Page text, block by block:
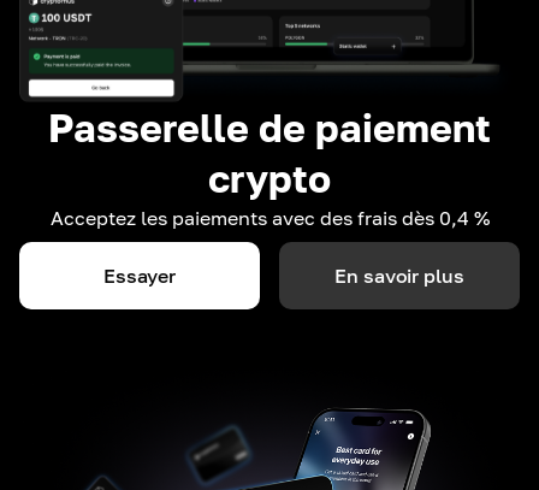
Passerelle de paiement
crypto
Acceptez les paiements avec des frais dès 0,4 %
Essayer En savoir plus